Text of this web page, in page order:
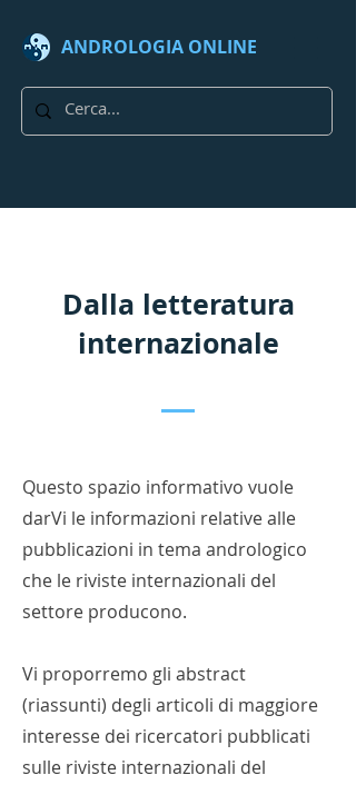
ANDROLOGIA ONLINE
Dalla letteratura
internazionale
Questo spazio informativo vuole
darVi le informazioni relative alle
pubblicazioni in tema andrologico
che le riviste internazionali del
settore producono.
Vi proporremo gli abstract
(riassunti) degli articoli di maggiore
interesse dei ricercatori pubblicati
sulle riviste internazionali del